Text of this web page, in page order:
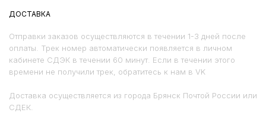
ДОСТАВКА
Отправки заказов осуществляются в течении 1-3 дней после
оплаты. Трек номер автоматически появляется в личном
кабинете СДЭК в течении 60 минут. Если в течении этого
времени не получили трек, обратитесь к нам в VK
Доставка осуществляется из города Брянск Почтой России или
СДЕК.